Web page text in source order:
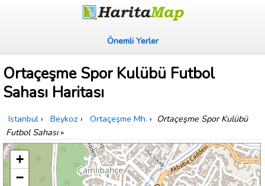
Önemli Yerler
Ortaçeşme Spor Kulübü Futbol
Sahası Haritası
Istanbul › Beykoz › Ortaçeşme Mh. › Ortaçeşme Spor Kulübü
Futbol Sahası»
+
−